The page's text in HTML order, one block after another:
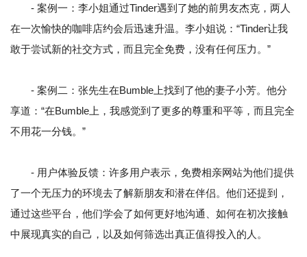
- 案例一：李小姐通过Tinder遇到了她的前男友杰克，两人
在一次愉快的咖啡店约会后迅速升温。李小姐说：“Tinder让我
敢于尝试新的社交方式，而且完全免费，没有任何压力。”
- 案例二：张先生在Bumble上找到了他的妻子小芳。他分
享道：“在Bumble上，我感觉到了更多的尊重和平等，而且完全
不用花一分钱。”
- 用户体验反馈：许多用户表示，免费相亲网站为他们提供
了一个无压力的环境去了解新朋友和潜在伴侣。他们还提到，
通过这些平台，他们学会了如何更好地沟通、如何在初次接触
中展现真实的自己，以及如何筛选出真正值得投入的人。